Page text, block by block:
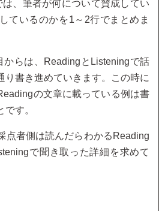
、筆者が何について賛成してい
ているのかを1～2行でまとめま
からは、ReadingとListeningで話
り書き進めていきます。この時に
の文章に載っている例は書
す。
点者側は読んだらわかるReading
で聞き取った詳細を求めて